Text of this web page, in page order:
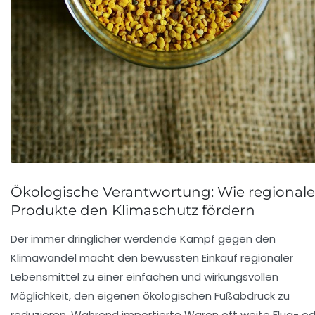
Ökologische Verantwortung: Wie regionale
Produkte den Klimaschutz fördern
Der immer dringlicher werdende Kampf gegen den
Klimawandel macht den bewussten Einkauf regionaler
Lebensmittel zu einer einfachen und wirkungsvollen
Möglichkeit, den eigenen ökologischen Fußabdruck zu